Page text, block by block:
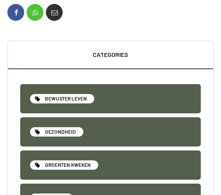
CATEGORIES
BEWUSTER LEVEN
GEZONDHEID
GROENTEN KWEKEN